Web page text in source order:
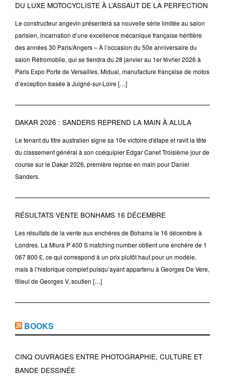
DU LUXE MOTOCYCLISTE À L’ASSAUT DE LA PERFECTION
Le constructeur angevin présentera sa nouvelle série limitée au salon
parisien, incarnation d’une excellence mécanique française héritière
des années 30 Paris/Angers – À l’occasion du 50e anniversaire du
salon Rétromobile, qui se tiendra du 28 janvier au 1er février 2026 à
Paris Expo Porte de Versailles, Midual, manufacture française de motos
d’exception basée à Juigné-sur-Loire […]
DAKAR 2026 : SANDERS REPREND LA MAIN À ALULA
Le tenant du titre australien signe sa 10e victoire d'étape et ravit la tête
du classement général à son coéquipier Edgar Canet Troisième jour de
course sur le Dakar 2026, première reprise en main pour Daniel
Sanders.
RÉSULTATS VENTE BONHAMS 16 DÉCEMBRE
Les résultats de la vente aux enchéres de Bohams le 16 décembre à
Londres. La Miura P 400 S matching number obtient une enchère de 1
067 800 £, ce qui correspond à un prix plutôt haut pour un modèle,
mais à l’historique complet puisqu’ayant appartenu à Georges De Vere,
filleul de Georges V, soutien […]
BOOKS
CINQ OUVRAGES ENTRE PHOTOGRAPHIE, CULTURE ET
BANDE DESSINÉE